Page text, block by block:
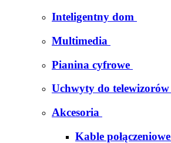
Inteligentny dom
Multimedia
Pianina cyfrowe
Uchwyty do telewizorów
Akcesoria
Kable połączeniowe